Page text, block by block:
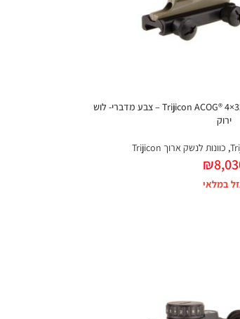
כוונת קלעים Trijicon ACOG® 4×32 BAC Riflescope – צבע מדברי- לוש
ירוק
, כוונות לנשק ארוך Trijicon
₪
במלאי